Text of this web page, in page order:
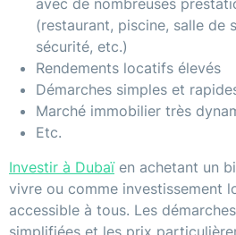
(restaurant, piscine, salle de
sécurité, etc.)
Rendements locatifs élevés
Démarches simples et
Marché immobilier très
Etc.
Investir à Dubaïen achetant un
vivre ou comme investissement
accessible à tous. Les
simplifiées et les prix